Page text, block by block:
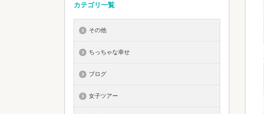
カテゴリ一覧
その他
ちっちゃな幸せ
ブログ
女子ツアー